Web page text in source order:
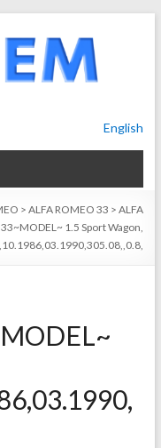
English
>ALFA ROMEO 33 >ALFA
1.5 Sport Wagon,